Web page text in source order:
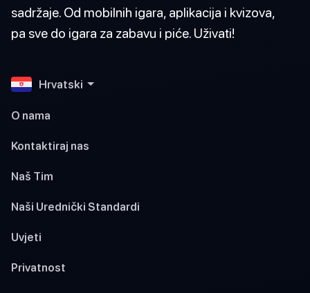
sadržaje. Od mobilnih igara, aplikacija i kvizova,
pa sve do igara za zabavu i piće. Uživati!
Hrvatski
O nama
Kontaktiraj nas
Naš Tim
Naši Urednički Standardi
Uvjeti
Privatnost